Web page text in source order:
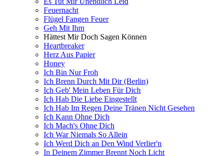
Feuernacht
Flügel Fangen Feuer
Geh Mit Ihm
Hättest Mir Doch Sagen Können
Heartbreaker
Herz Aus Papier
Honey
Ich Bin Nur Froh
Ich Brenn Durch Mit Dir (Berlin)
Ich Geb' Mein Leben Für Dich
Ich Hab Die Liebe Eingestellt
Ich Hab Im Regen Deine Tränen Nicht Gesehen
Ich Kann Ohne Dich
Ich Mach's Ohne Dich
Ich War Niemals So Allein
Ich Werd Dich an Den Wind Verlier'n
In Deinem Zimmer Brennt Noch Licht